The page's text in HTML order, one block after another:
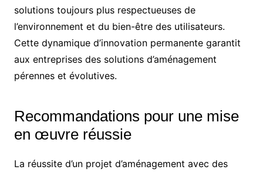
solutions toujours plus respectueuses de
l’environnement et du bien-être des utilisateurs.
Cette dynamique d’innovation permanente garantit
aux entreprises des solutions d’aménagement
pérennes et évolutives.
Recommandations pour une mise
en œuvre réussie
La réussite d’un projet d’aménagement avec des